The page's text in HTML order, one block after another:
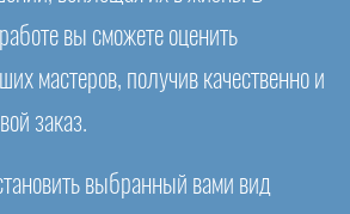
вы сможете оценить
мастеров, получив качественно и
заказ.
выбранный вами вид